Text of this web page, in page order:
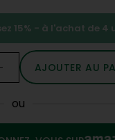
15% - à l'achat de 4
AJOUTER AU
ou